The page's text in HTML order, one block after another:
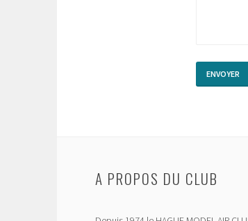
A PROPOS DU CLUB